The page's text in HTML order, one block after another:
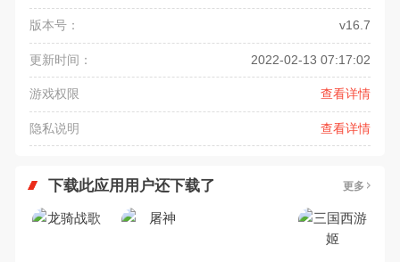
版本号： v16.7
更新时间： 2022-02-13 07:17:02
游戏权限 查看详情
隐私说明 查看详情
下载此应用用户还下载了 更多